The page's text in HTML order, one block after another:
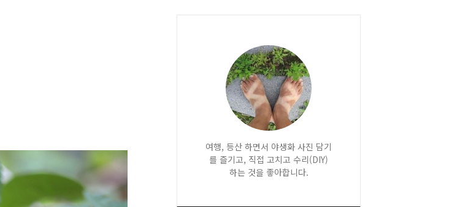
여행, 등산 하면서 야생화 사진 담기
를 즐기고, 직접 고치고 수리(DIY)
하는 것을 좋아합니다.